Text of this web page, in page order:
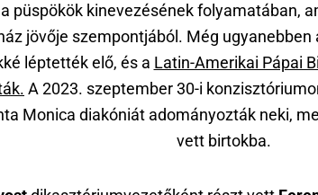
püspökök kinevezésének folyamatában,
jövője szempontjából. Még ugyanebben
léptették elő, és a Latin-Amerikai Pápai
A 2023. szeptember 30-i
Monica diakóniát adományozták neki,
vett birtokba.